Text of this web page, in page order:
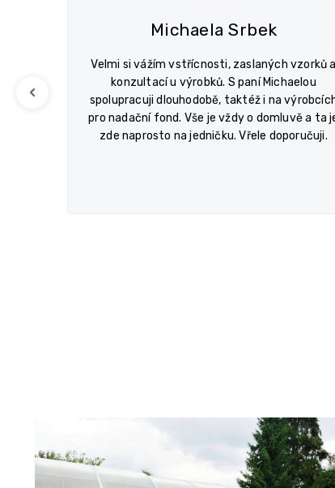
n
Previous
Michaela Srbek
Velmi si vážím vstřícnosti, zaslaných vzorků a
konzultací u výrobků. S paní Michaelou
spolupracuji dlouhodobě, taktéž i na
pro nadační fond. Vše je vždy o domluvě a ta
zde naprosto na jedničku. Vřele doporučuji.